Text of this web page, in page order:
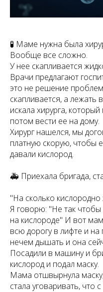
🧪 Маме нужна была
Вообще все сложно.
У нее скапливается
Врачи предлагают
это не решение
скапливается, а лежать
искала хирурга,
потом вести ее на дому.
Хирург нашелся, мы
платную скорую, чтобы
давали кислород.
🚑 Приехала бригада,
"На сколько кислородно
Я говорю: "Не так
на кислороде" И вот
всю дорогу в лифте и
нечем дышать и она
Посадили в машину и
кислород и подал маску.
Мама отшвырнула
стала уговаривать, что